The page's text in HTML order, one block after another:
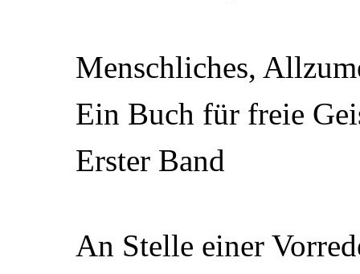
Menschliches,
Ein Buch für freie
Erster Band
An Stelle einer